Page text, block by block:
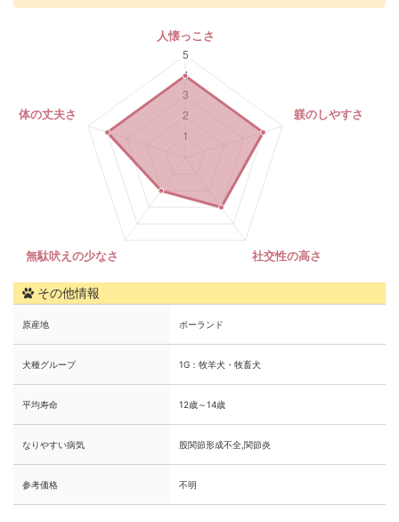
その他情報
原産地 ポーランド
犬種グループ 1G：牧羊犬・牧畜犬
平均寿命 12歳～14歳
なりやすい病気 股関節形成不全,関節炎
参考価格 不明